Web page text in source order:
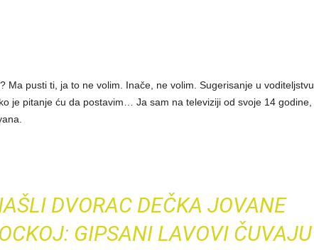
Ma pusti ti, ja to ne volim. Inače, ne volim. Sugerisanje u voditeljstvu
je pitanje ću da postavim… Ja sam na televiziji od svoje 14 godine,
DVORAC DEČKA JOVANE
GIPSANI LAVOVI ČUVAJU